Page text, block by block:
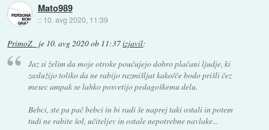
Mato989
:: 10. avg 2020, 11:39
PrimoZ_ je 10. avg 2020 ob 11:37izjavil:
Jaz si želim da moje otroke poučujejo dobro plačani ljudje, ki
zaslužijo toliko da ne rabijo razmišljat kako/če bodo prišli čez
mesec ampak se lahko posvetijo pedagoškemu delu.
Bebci, ste pa pač bebci in bi radi še naprej taki ostali in potem
tudi ne rabite šol, učiteljev in ostale nepotrebne navlake...